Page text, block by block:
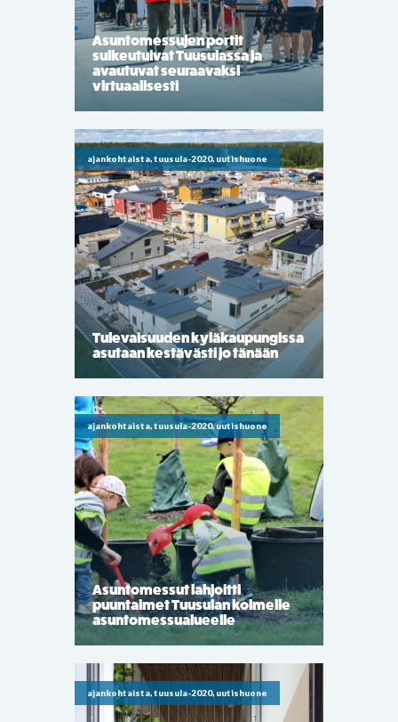
Asuntomessujen portit
sulkeutuivat Tuusulassa ja
avautuvat seuraavaksi
virtuaalisesti
ajankohtaista, tuusula-2020, uutishuone
Tulevaisuuden kyläkaupungissa
asutaan kestävästi jo tänään
ajankohtaista, tuusula-2020, uutishuone
Asuntomessut lahjoitti
puuntaimet Tuusulan kolmelle
asuntomessualueelle
ajankohtaista, tuusula-2020, uutishuone